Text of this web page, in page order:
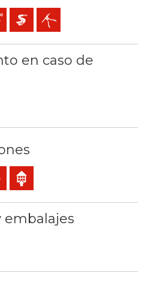
5) mm2
máx. servicio: 70ºC / 160ºC
750 V C.A.
Extra-deslizante
Fácil pelado
en caso de
llama
o equipos
a tierra
Uso interior
embalajes